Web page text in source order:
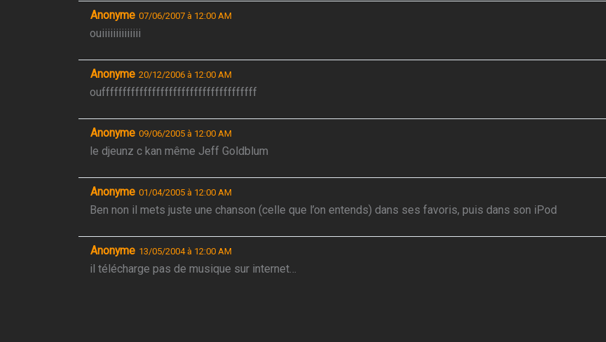
Anonyme 07/06/2007 à 12:00 AM
ouiiiiiiiiiiiiii
Anonyme 20/12/2006 à 12:00 AM
oufffffffffffffffffffffffffffffffffffff
Anonyme 09/06/2005 à 12:00 AM
le djeunz c kan même Jeff Goldblum
Anonyme 01/04/2005 à 12:00 AM
Ben non il mets juste une chanson (celle que l’on entends) dans ses favoris, puis dans son iPod
Anonyme 13/05/2004 à 12:00 AM
il télécharge pas de musique sur internet…